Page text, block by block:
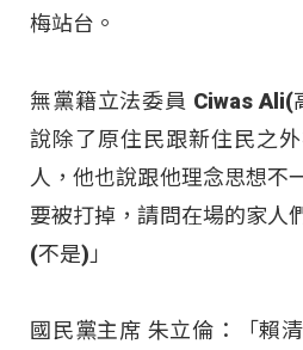
梅站台。
無黨籍立法委員 Ciwas
說除了原住民跟新住民之
人，他也說跟他理念思想不
要被打掉，請問在場的家人
(不是)」
國民黨主席 朱立倫：「賴